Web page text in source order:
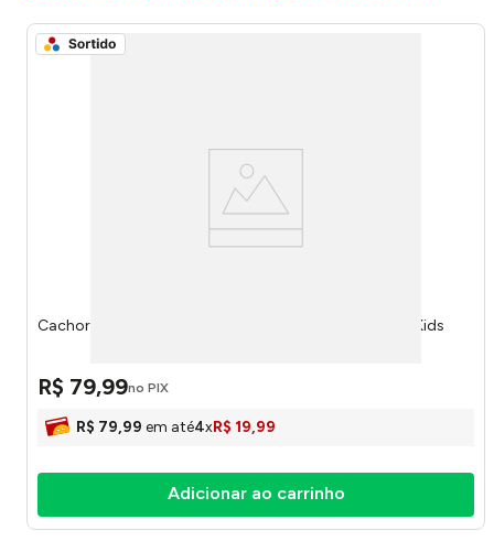
Cachorrinho Pelúcia Deitado Sortido 50cm 283 - For Kids
R$ 79,99no PIX
R$ 79,99 em até4xR$ 19,99
Adicionar ao carrinho